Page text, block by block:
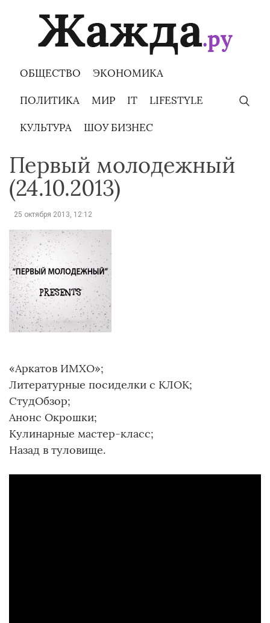
ОБЩЕСТВО ЭКОНОМИКА
ПОЛИТИКА МИР IT LIFESTYLE
КУЛЬТУРА ШОУ БИЗНЕС
Первый молодежный
(24.10.2013)
25 октября 2013, 12:12
«Аркатов ИМХО»;
Литературные посиделки с КЛОК;
СтудОбзор;
Анонс Окрошки;
Кулинарные мастер-класс;
Назад в туловище.